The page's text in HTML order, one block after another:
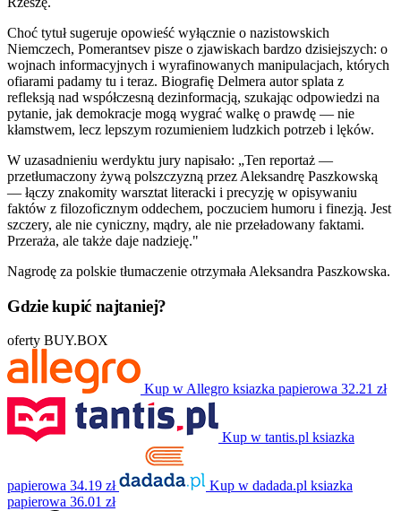
Choć tytuł sugeruje opowieść wyłącznie o nazistowskich
Niemczech, Pomerantsev pisze o zjawiskach bardzo dzisiejszych: o
wojnach informacyjnych i wyrafinowanych manipulacjach, których
ofiarami padamy tu i teraz. Biografię Delmera autor splata z
refleksją nad współczesną dezinformacją, szukając odpowiedzi na
pytanie, jak demokracje mogą wygrać walkę o prawdę — nie
kłamstwem, lecz lepszym rozumieniem ludzkich potrzeb i lęków.
W uzasadnieniu werdyktu jury napisało: „Ten reportaż —
przetłumaczony żywą polszczyzną przez Aleksandrę Paszkowską
— łączy znakomity warsztat literacki i precyzję w opisywaniu
faktów z filozoficznym oddechem, poczuciem humoru i finezją. Jest
szczery, ale nie cyniczny, mądry, ale nie przeładowany faktami.
Przeraża, ale także daje nadzieję."
Nagrodę za polskie tłumaczenie otrzymała Aleksandra Paszkowska.
Gdzie kupić najtaniej?
oferty BUY.BOX
Kup w Allegro ksiazka papierowa 32.21 zł
Kup w tantis.pl ksiazka
papierowa 34.19 zł Kup w dadada.pl ksiazka
papierowa 36.01 zł